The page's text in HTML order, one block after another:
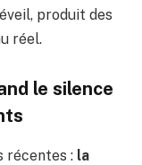
produit des
réel.
le silence
récentes : la